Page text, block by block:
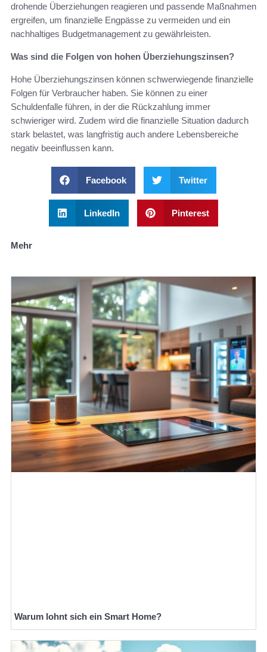
drohende Überziehungen reagieren und passende Maßnahmen
ergreifen, um finanzielle Engpässe zu vermeiden und ein
nachhaltiges Budgetmanagement zu gewährleisten.
Was sind die Folgen von hohen Überziehungszinsen?
Hohe Überziehungszinsen können schwerwiegende finanzielle
Folgen für Verbraucher haben. Sie können zu einer
Schuldenfalle führen, in der die Rückzahlung immer
schwieriger wird. Zudem wird die finanzielle Situation dadurch
stark belastet, was langfristig auch andere Lebensbereiche
negativ beeinflussen kann.
Facebook Twitter
LinkedIn Pinterest
Mehr
Warum lohnt sich ein Smart Home?